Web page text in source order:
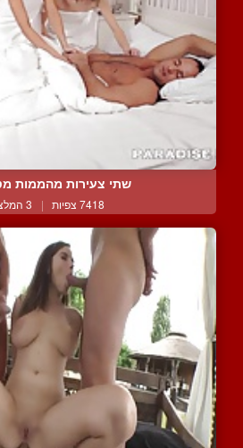
שתי צעירות מהממות
7418 צפיות | 3 המלצות